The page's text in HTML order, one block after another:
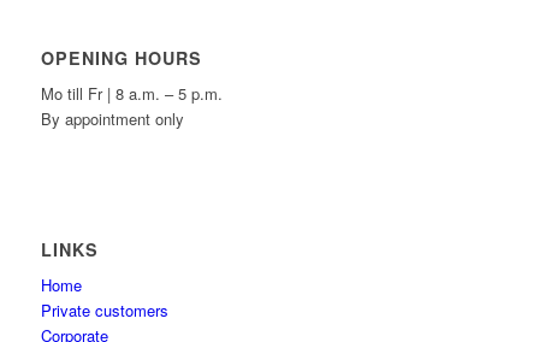
OPENING HOURS
Mo till Fr | 8 a.m. – 5 p.m.
By appointment only
LINKS
Home
Private customers
Corporate